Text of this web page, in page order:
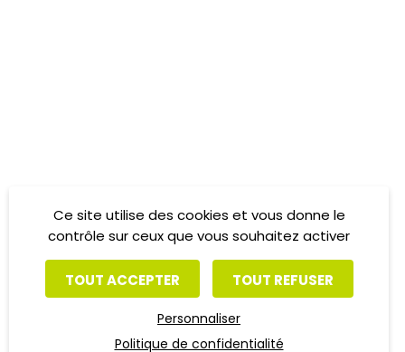
Ce site utilise des cookies et vous donne le
contrôle sur ceux que vous souhaitez activer
TOUT ACCEPTER TOUT REFUSER
Personnaliser
Politique de confidentialité